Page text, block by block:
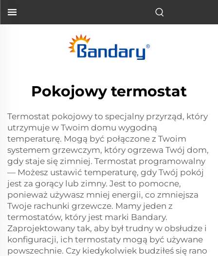
Pokojowy termostat
Termostat pokojowy to specjalny przyrząd, który
utrzymuje w Twoim domu wygodną
temperaturę. Mogą być połączone z Twoim
systemem grzewczym, który ogrzewa Twój dom,
gdy staje się zimniej. Termostat programowalny
— Możesz ustawić temperaturę, gdy Twój pokój
jest za gorący lub zimny. Jest to pomocne,
ponieważ używasz mniej energii, co zmniejsza
Twoje rachunki grzewcze. Mamy jeden z
termostatów, który jest marki Bandary.
Zaprojektowany tak, aby był trudny w obsłudze i
konfiguracji, ich termostaty mogą być używane
powszechnie. Czy kiedykolwiek budziłeś się rano